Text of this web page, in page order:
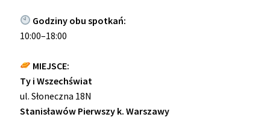
Godziny obu spotkań:
10:00–18:00
MIEJSCE:
Ty i Wszechświat
ul. Słoneczna 18N
Stanisławów Pierwszy k. Warszawy